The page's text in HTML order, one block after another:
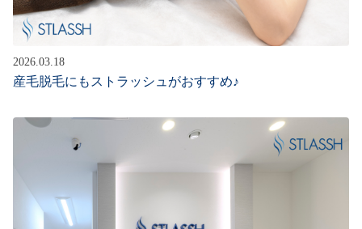
2026.03.18
産毛脱毛にもストラッシュがおすすめ♪